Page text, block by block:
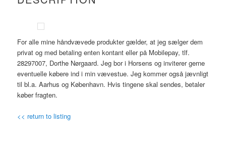
For alle mine håndvævede produkter gælder, at jeg sælger dem
privat og med betaling enten kontant eller på Mobilepay, tlf.
28297007, Dorthe Nørgaard. Jeg bor i Horsens og inviterer gerne
eventuelle købere ind i min vævestue. Jeg kommer også jævnligt
til bl.a. Aarhus og København. Hvis tingene skal sendes, betaler
køber fragten.
<< return to listing